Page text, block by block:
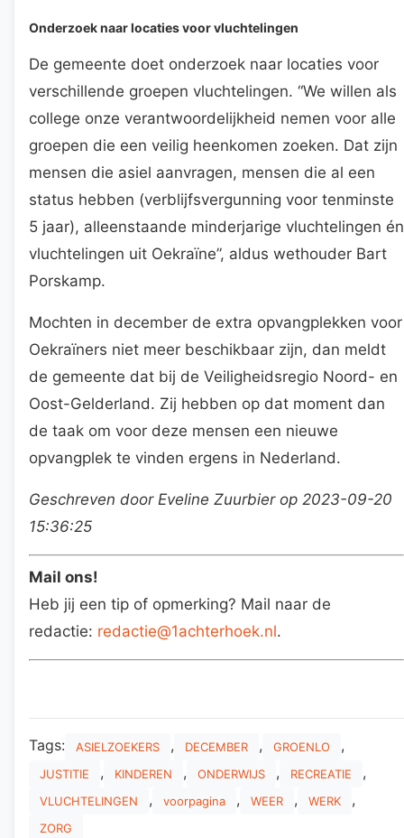
Onderzoek naar locaties voor vluchtelingen
De gemeente doet onderzoek naar locaties voor
verschillende groepen vluchtelingen. “We willen als
college onze verantwoordelijkheid nemen voor alle
groepen die een veilig heenkomen zoeken. Dat zijn
mensen die asiel aanvragen, mensen die al een
status hebben (verblijfsvergunning voor tenminste
5 jaar), alleenstaande minderjarige vluchtelingen én
vluchtelingen uit Oekraïne”, aldus wethouder Bart
Porskamp.
Mochten in december de extra opvangplekken voor
Oekraïners niet meer beschikbaar zijn, dan meldt
de gemeente dat bij de Veiligheidsregio Noord- en
Oost-Gelderland. Zij hebben op dat moment dan
de taak om voor deze mensen een nieuwe
opvangplek te vinden ergens in Nederland.
Geschreven door Eveline Zuurbier op 2023-09-20
15:36:25
Mail ons!
Heb jij een tip of opmerking? Mail naar de
redactie: redactie@1achterhoek.nl.
Tags: ASIELZOEKERS , DECEMBER , GROENLO ,
JUSTITIE , KINDEREN , ONDERWIJS , RECREATIE ,
VLUCHTELINGEN , voorpagina , WEER , WERK ,
ZORG